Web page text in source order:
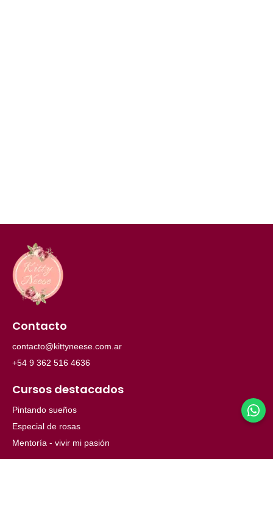
Contacto
contacto@kittyneese.com.ar
+54 9 362 516 4636
Cursos destacados
Pintando sueños
Especial de rosas
Mentoría - vivir mi pasión